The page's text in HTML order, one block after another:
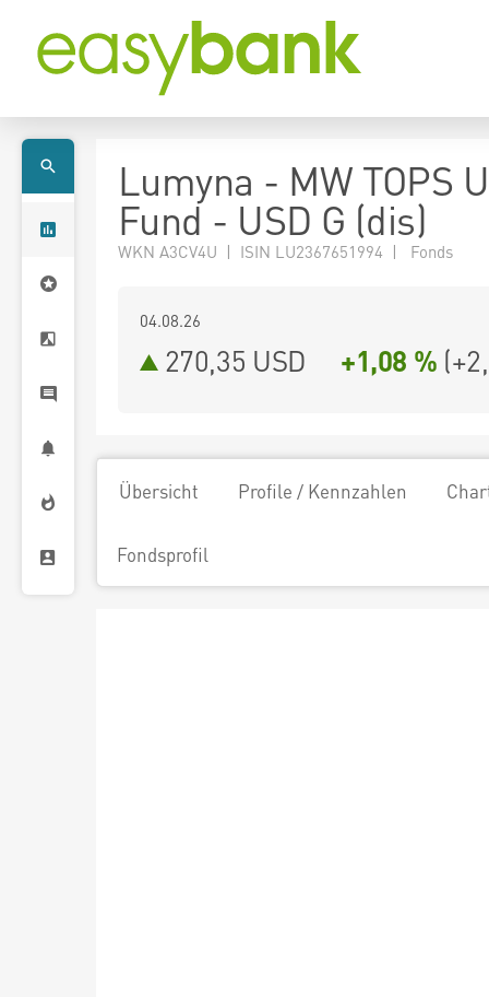
Lumyna - MW TOPS
Fund - USD G (dis)
WKN A3CV4U | ISIN LU2367651994 | Fonds
04.08.26
270,35 USD +1,08 % (
Übersicht Profile / Kennzahlen
Fondsprofil